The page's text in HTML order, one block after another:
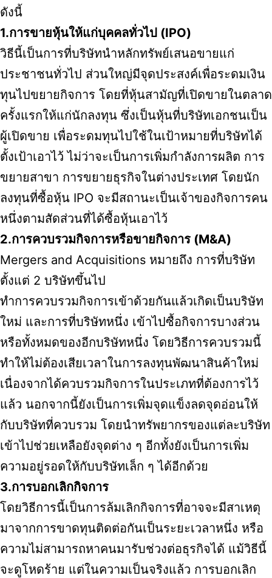
ดังนี้
1.การขายหุ้นให้แก่บุคคลทั่วไป (IPO)
วิธีนี้เป็นการที่บริษัทนำหลักทรัพย์เสนอขายแก่
ประชาชนทั่วไป ส่วนใหญ่มีจุดประสงค์เพื่อระดมเงิน
ทุนไปขยายกิจการ โดยที่หุ้นสามัญที่เปิดขายในตลาด
ครั้งแรกให้แก่นักลงทุน ซึ่งเป็นหุ้นที่บริษัทเอกชนเป็น
ผู้เปิดขาย เพื่อระดมทุนไปใช้ในเป้าหมายที่บริษัทได้
ตั้งเป้าเอาไว้ ไม่ว่าจะเป็นการเพิ่มกำลังการผลิต การ
ขยายสาขา การขยายธุรกิจในต่างประเทศ โดยนัก
ลงทุนที่ซื้อหุ้น IPO จะมีสถานะเป็นเจ้าของกิจการคน
หนึ่งตามสัดส่วนที่ได้ซื้อหุ้นเอาไว้
2.การควบรวมกิจการหรือขายกิจการ (M&A)
Mergers and Acquisitions หมายถึง การที่บริษัท
ตั้งแต่ 2 บริษัทขึ้นไป
ทำการควบรวมกิจการเข้าด้วยกันแล้วเกิดเป็นบริษัท
ใหม่ และการที่บริษัทหนึ่ง เข้าไปซื้อกิจการบางส่วน
หรือทั้งหมดของอีกบริษัทหนึ่ง โดยวิธีการควบรวมนี้
ทำให้ไม่ต้องเสียเวลาในการลงทุนพัฒนาสินค้าใหม่
เนื่องจากได้ควบรวมกิจการในประเภทที่ต้องการไว้
แล้ว นอกจากนี้ยังเป็นการเพิ่มจุดแข็งลดจุดอ่อนให้
กับบริษัทที่ควบรวม โดยนำทรัพยากรของแต่ละบริษัท
เข้าไปช่วยเหลือยังจุดต่าง ๆ อีกทั้งยังเป็นการเพิ่ม
ความอยู่รอดให้กับบริษัทเล็ก ๆ ได้อีกด้วย
3.การบอกเลิกกิจการ
โดยวิธีการนี้เป็นการล้มเลิกกิจการที่อาจจะมีสาเหตุ
มาจากการขาดทุนติดต่อกันเป็นระยะเวลาหนึ่ง หรือ
ความไม่สามารถหาคนมารับช่วงต่อธุรกิจได้ แม้วิธีนี้
จะดูโหดร้าย แต่ในความเป็นจริงแล้ว การบอกเลิก